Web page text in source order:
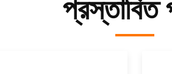
প্রস্তাবিত